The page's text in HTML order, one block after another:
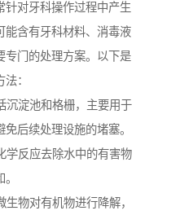
针对牙科操作过程中产生
能含有牙科材料、消毒液
专门的处理方案。以下是
：
淀池和格栅，主要用于
后续处理设施的堵塞。
反应去除水中的有害物
物对有机物进行降解，